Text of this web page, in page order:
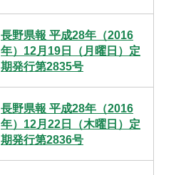
長野県報 平成28年（2016
年）12月19日（月曜日）定
期発行第2835号
長野県報 平成28年（2016
年）12月22日（木曜日）定
期発行第2836号